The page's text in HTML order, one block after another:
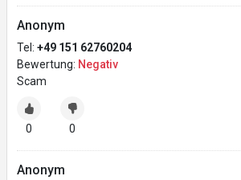
Anonym
Tel: +49 151 62760204
Bewertung: Negativ
Scam
0 0
Anonym